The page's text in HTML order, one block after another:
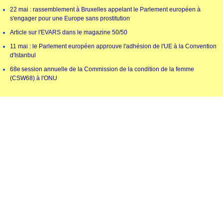
22 mai : rassemblement à Bruxelles appelant le Parlement européen à
s'engager pour une Europe sans prostitution
Article sur l'EVARS dans le magazine 50/50
11 mai : le Parlement européen approuve l'adhésion de l'UE à la Convention
d'Istanbul
68e session annuelle de la Commission de la condition de la femme
(CSW68) à l'ONU